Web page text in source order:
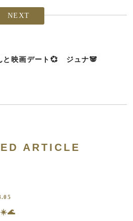
NEXT
と映画デート💞 ジュナ🐼
ARTICLE
☀️🌊